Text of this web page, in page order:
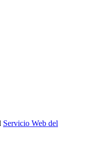
Servicio Web del